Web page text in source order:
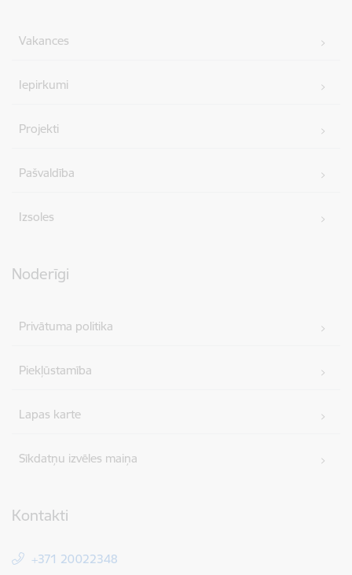
Vakances
Iepirkumi
Projekti
Pašvaldība
Izsoles
Noderīgi
Privātuma politika
Piekļūstamība
Lapas karte
Sīkdatņu izvēles maiņa
Kontakti
+371 20022348